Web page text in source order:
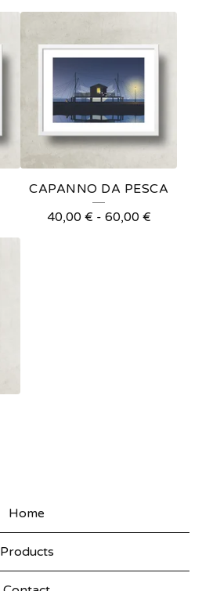
CAPANNO DA PESCA
40,00 € - 60,00 €
Home
Products